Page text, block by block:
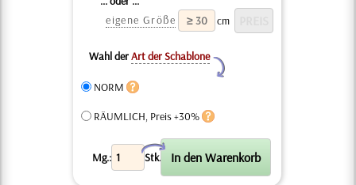
eigene Größe
cm
Wahl derArt der Schablone
Y
NORM
RÄUMLICH, Preis +30%
Mg.: Stk.
X